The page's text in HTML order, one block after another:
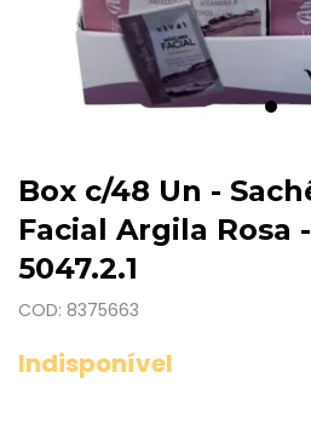
Box c/48 Un -
Facial Argila Rosa
5047.2.1
COD: 8375663
Indisponível